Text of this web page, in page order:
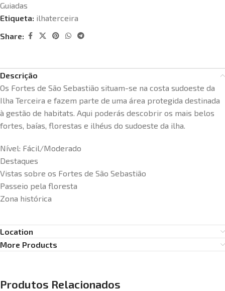
Guiadas
Etiqueta: ilhaterceira
Share:
Descrição
Os Fortes de São Sebastião situam-se na costa sudoeste da
Ilha Terceira e fazem parte de uma área protegida destinada
à gestão de habitats. Aqui poderás descobrir os mais belos
fortes, baías, florestas e ilhéus do sudoeste da ilha.
Nível: Fácil/Moderado
Destaques
Vistas sobre os Fortes de São Sebastião
Passeio pela floresta
Zona histórica
Location
More Products
Produtos Relacionados